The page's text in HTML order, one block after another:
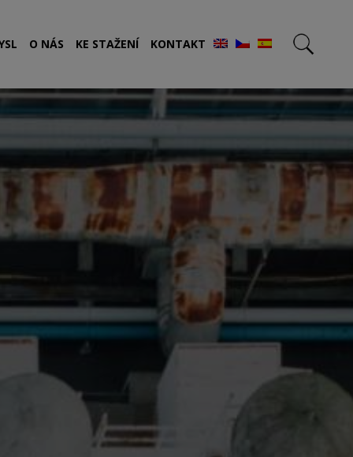
O NÁS KE STAŽENÍ KONTAKT